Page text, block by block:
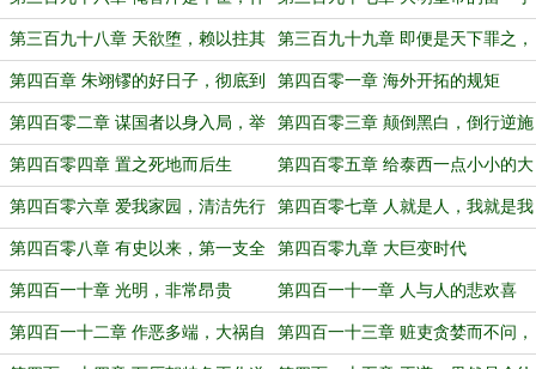
么都往里面装
第三百九十八章 天欲堕，赖以拄其
间；道近隳，问谁人擎天
第三百九十九章 即便是天下罪之，
那也是万方有罪
第四百章 朱翊镠的好日子，彻底到
头了！！
第四百零一章 海外开拓的规矩
第四百零二章 谋国者以身入局，举
正旗胜天半子
第四百零三章 颠倒黑白，倒行逆施
第四百零四章 置之死地而后生 第四百零五章 给泰西一点小小的大
明震撼
第四百零六章 爱我家园，清洁先行 第四百零七章 人就是人，我就是我
第四百零八章 有史以来，第一支全
火器的骑兵
第四百零九章 大巨变时代
第四百一十章 光明，非常昂贵 第四百一十一章 人与人的悲欢喜
乐，并不相通
第四百一十二章 作恶多端，大祸自 第四百一十三章 赃吏贪婪而不问，